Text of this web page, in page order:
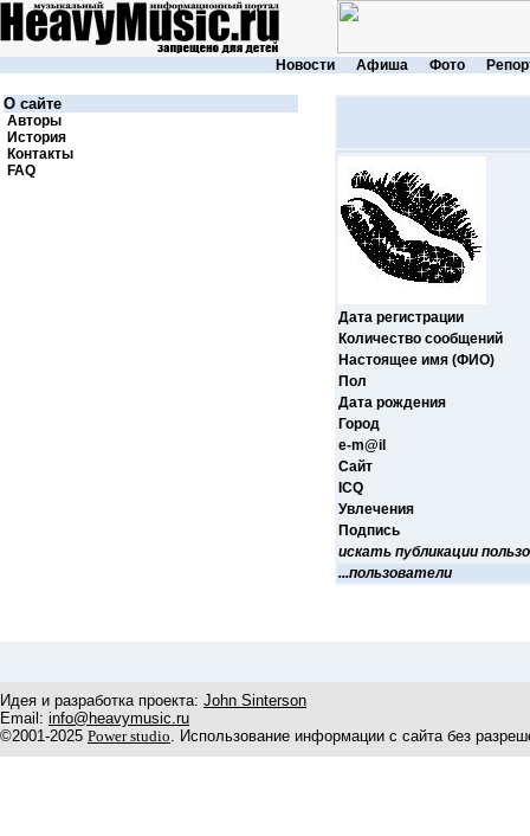
Новости Афиша Фото
О сайте
Авторы
История
Контакты
FAQ
Дата регистрации
Количество сообщений
Настоящее имя (ФИО)
Пол
Дата рождения
Город
e-m@il
Cайт
ICQ
Увлечения
Подпись
искать публикации
...пользователи
Идея и разработка проекта: John Sinterson
Email: info@heavymusic.ru
©2001-2025 Power studio. Использование информации с сайта без